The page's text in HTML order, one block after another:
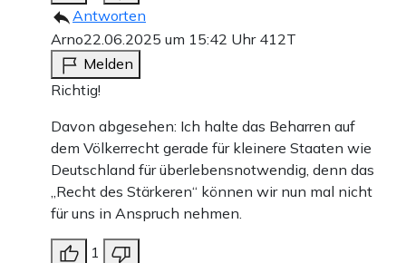
Antworten
Arno22.06.2025 um 15:42 Uhr 412T
Melden
Richtig!
Davon abgesehen: Ich halte das Beharren auf
dem Völkerrecht gerade für kleinere Staaten wie
Deutschland für überlebensnotwendig, denn das
„Recht des Stärkeren“ können wir nun mal nicht
für uns in Anspruch nehmen.
1